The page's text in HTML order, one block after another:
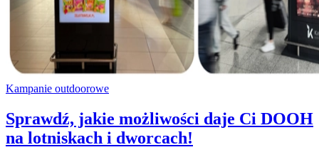
Kampanie outdoorowe
Sprawdź, jakie możliwości daje Ci DOOH
na lotniskach i dworcach!